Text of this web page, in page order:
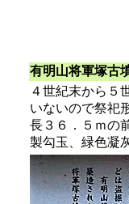
有明山将軍塚古
４世紀末から５
いないので祭祀
長３６．５ｍの
製勾玉、緑色凝